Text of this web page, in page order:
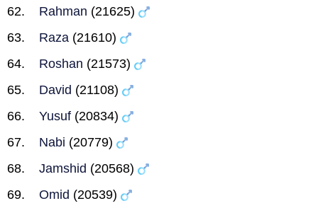
Rahman (21625)
Raza (21610)
Roshan (21573)
David (21108)
Yusuf (20834)
Nabi (20779)
Jamshid (20568)
Omid (20539)